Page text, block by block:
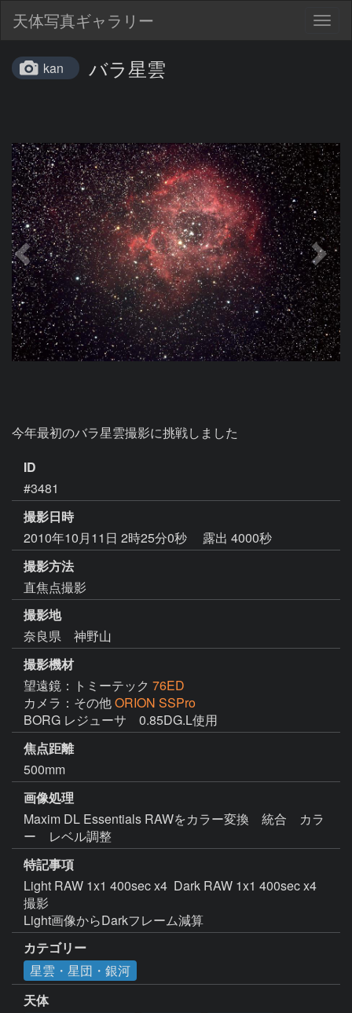
天体写真ギャラリー
kan バラ星雲
ID
#3481
撮影日時
2010年10月11日 2時25分0秒
露出 4000秒
撮影方法
直焦点撮影
撮影地
奈良県 神野山
撮影機材
望遠鏡：トミーテック 76ED
カメラ：その他ORION SSPro
BORG レジューサ　0.85DG.L使用
焦点距離
500mm
画像処理
Maxim DL Essentials RAWをカラー変換　統合　カラ
特記事項
Light RAW 1x1 400sec x4  Dark RAW 1x1 400sec x4
撮影
Light画像からDarkフレーム減算
カテゴリー
星雲・星団・銀河
天体